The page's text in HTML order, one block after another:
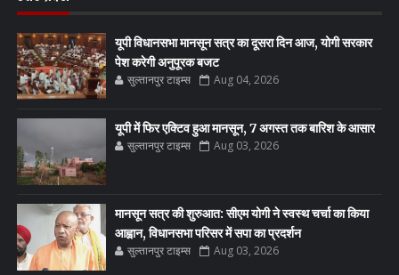
यूपी विधानसभा मानसून सत्र का दूसरा दिन आज, योगी सरकार
पेश करेगी अनुपूरक बजट
सुल्तानपुर टाइम्स Aug 04, 2026
यूपी में फिर एक्टिव हुआ मानसून, 7 अगस्त तक बारिश के आसार
सुल्तानपुर टाइम्स Aug 03, 2026
मानसून सत्र की शुरुआत: सीएम योगी ने स्वस्थ चर्चा का किया
आह्वान, विधानसभा परिसर में सपा का प्रदर्शन
सुल्तानपुर टाइम्स Aug 03, 2026